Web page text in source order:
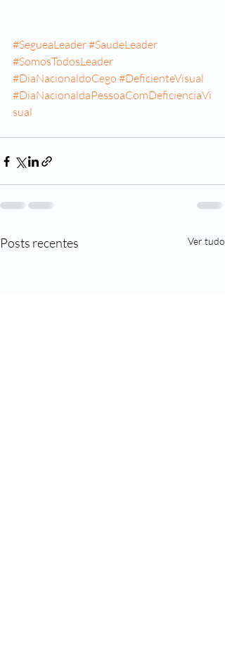
#SegueaLeader#SaudeLeader
#SomosTodosLeader
#DiaNacionaldoCego #DeficienteVisual
#DiaNacionaldaPessoaComDeficienciaVi
sual
Posts recentes Ver tudo